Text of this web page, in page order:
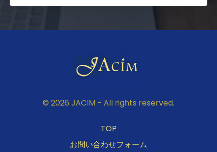
© 2026 JACIM - All rights reserved.
TOP
お問い合わせフォーム